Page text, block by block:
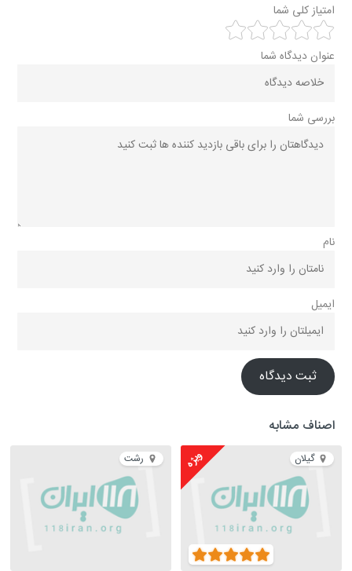
امتیاز کلی شما
عنوان دیدگاه شما
بررسی شما
نام
ایمیل
ثبت دیدگاه
اصناف مشابه
گیلان ویژه رشت